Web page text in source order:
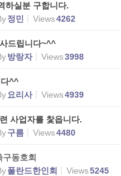
하실분 구합니다.
정민 Views4262
드립니다~^^
방랑자 Views3998
다^^
요리사 Views4939
사업자를 찿읍니다.
구름 Views4480
동호회
폴란드한인회 Views5245